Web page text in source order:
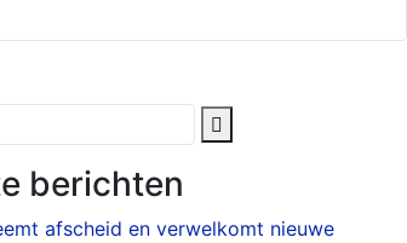
berichten
afscheid en verwelkomt nieuwe